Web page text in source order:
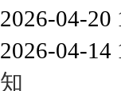
2026-04-20
2026-04-14
知